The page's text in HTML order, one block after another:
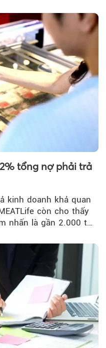
tổng nợ phải trả
kinh doanh khả quan
còn cho thấy
nhấn là gần 2.000 tỷ